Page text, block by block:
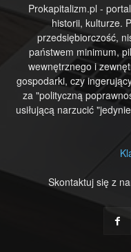
Prokapitalizm.pl -
historii, kulturze.
przedsiębiorczość,
państwem minimum,
wewnętrznego i
gospodarki, czy
za "polityczną
usiłującą narzucić
Skontaktuj się z